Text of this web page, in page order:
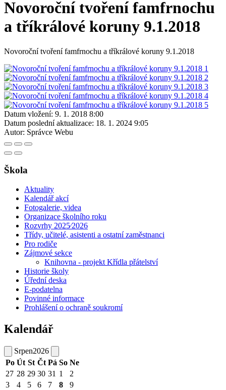
Novoroční tvoření famfrnochu
a tříkrálové koruny 9.1.2018
Novoroční tvoření famfrnochu a tříkrálové koruny 9.1.2018
Datum vložení: 9. 1. 2018 8:00
Datum poslední aktualizace: 18. 1. 2024 9:05
Autor: Správce Webu
Škola
Aktuality
Kalendář akcí
Fotogalerie, videa
Organizace školního roku
Rozvrhy 2025⁄2026
Třídy, učitelé, asistenti a ostatní zaměstnanci
Pro rodiče
Zájmové sekce
Knihovna - projekt Křídla přátelství
Historie školy
Úřední deska
E-podatelna
Povinné informace
Prohlášení o ochraně soukromí
Kalendář
Srpen2026
Po Út St Čt Pá So Ne
27 28 29 30 31 1
2
3
4 5 6 7 8
9